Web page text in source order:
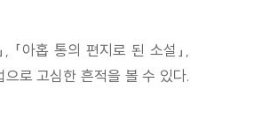
아홉 통의 편지로 된 소설」,
으로 고심한 흔적을 볼 수 있다.